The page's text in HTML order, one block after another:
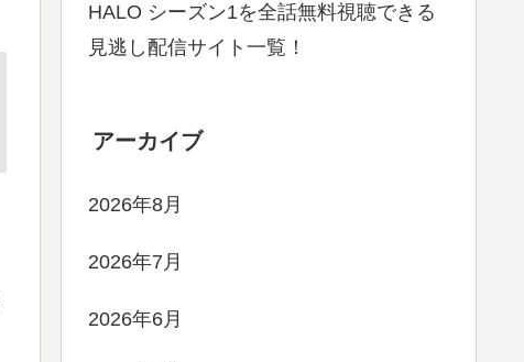
HALO シーズン1を全話無料視聴できる
見逃し配信サイト一覧！
アーカイブ
2026年8月
2026年7月
2026年6月